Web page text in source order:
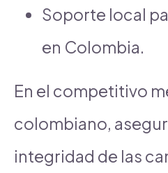
Soporte local
en Colombia.
En el competitivo
colombiano,
integridad de las